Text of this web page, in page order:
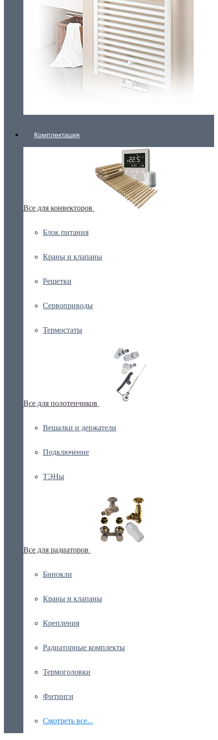
Комплектация
Все для конвекторов
Блок питания
Краны и клапаны
Решетки
Сервоприводы
Термостаты
Все для полотенчиков
Вешалки и держатели
Подключение
ТЭНы
Все для радиаторов
Бинокли
Краны и клапаны
Крепления
Радиаторные комплекты
Термоголовки
Фитинги
Смотреть все...